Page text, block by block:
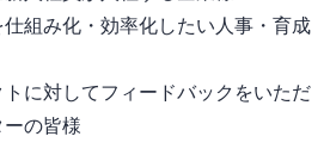
仕組み化・効率化したい人事・育成
トに対してフィードバックをいただ
の皆様